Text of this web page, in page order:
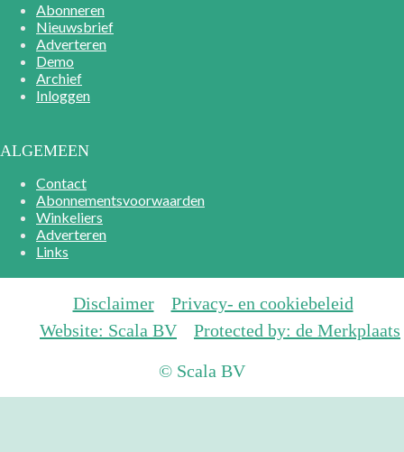
Abonneren
Nieuwsbrief
Adverteren
Demo
Archief
Inloggen
ALGEMEEN
Contact
Abonnementsvoorwaarden
Winkeliers
Adverteren
Links
Disclaimer
Privacy- en cookiebeleid
Website: Scala BV
Protected by: de Merkplaats
© Scala BV